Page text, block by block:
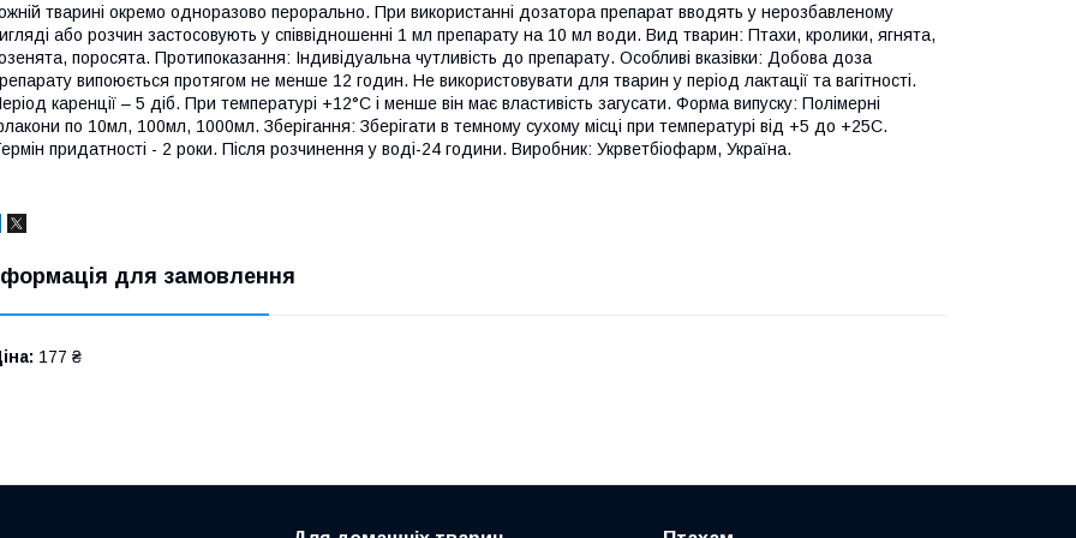
тварині окремо одноразово перорально. При використанні дозатора препарат вводять у нерозбавленому
або розчин застосовують у співвідношенні 1 мл препарату на 10 мл води. Вид тварин: Птахи, кролики, ягнята,
поросята. Протипоказання: Індивідуальна чутливість до препарату. Особливі вказівки: Добова доза
випоюється протягом не менше 12 годин. Не використовувати для тварин у період лактації та вагітності.
каренції – 5 діб. При температурі +12°С і менше він має властивість загусати. Форма випуску: Полімерні
по 10мл, 100мл, 1000мл. Зберігання: Зберігати в темному сухому місці при температурі від +5 до +25С.
придатності - 2 роки. Після розчинення у воді-24 години. Виробник: Укрветбіофарм, Україна.
для замовлення
177 ₴